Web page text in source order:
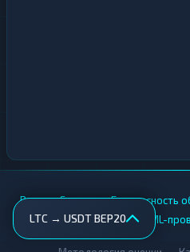
LTC → USDT BEP20
Вики • Города • Безопасность
AML-